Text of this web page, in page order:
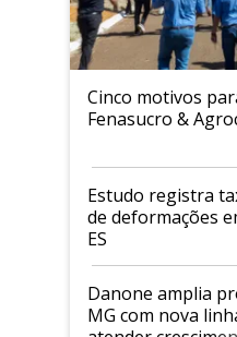
Cinco motivos
Fenasucro &
Estudo registra
de deformações
ES
Danone amplia
MG com nova